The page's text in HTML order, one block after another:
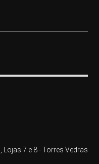
7 e 8 - Torres Vedras